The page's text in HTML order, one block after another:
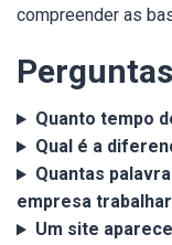
compreender as
Quanto tempo
Qual é a
Quantas
empresa
Um site